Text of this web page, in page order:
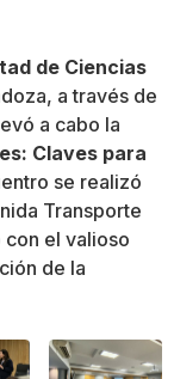
de Ciencias
a través de
a cabo la
Claves para
se realizó
Transporte
con el valioso
de la